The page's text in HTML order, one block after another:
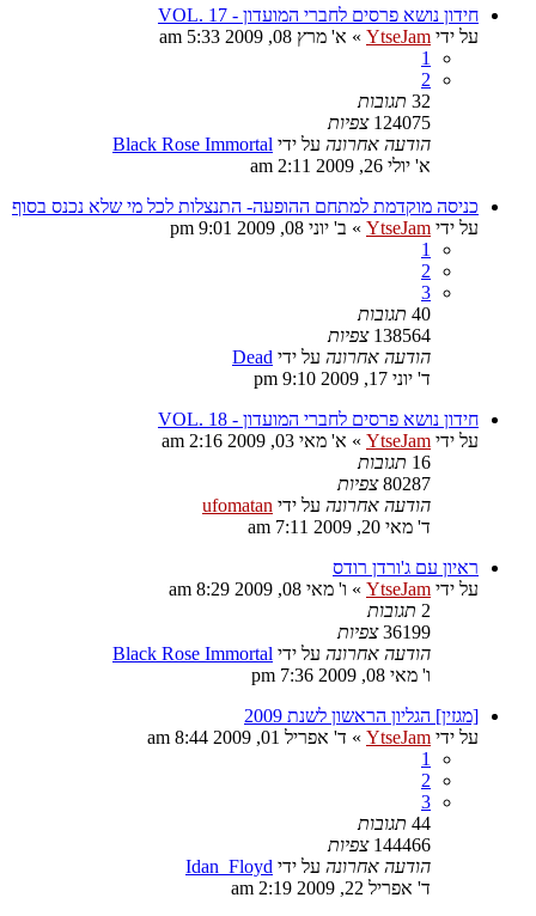
חידון נושא פרסים לחברי המועדון - VOL. 17
על ידי YtseJam
» א' מרץ 08, 2009 5:33 am
1
2
32 תגובות
124075 צפיות
הודעה אחרונה על ידי Black Rose Immortal
א' יולי 26, 2009 2:11 am
כניסה מוקדמת למתחם ההופעה- התנצלות לכל מי שלא נכנס בסוף
על ידי YtseJam
» ב' יוני 08, 2009 9:01 pm
1
2
3
40 תגובות
138564 צפיות
הודעה אחרונה על ידי Dead
ד' יוני 17, 2009 9:10 pm
חידון נושא פרסים לחברי המועדון - VOL. 18
על ידי YtseJam
» א' מאי 03, 2009 2:16 am
16 תגובות
80287 צפיות
הודעה אחרונה על ידי ufomatan
ד' מאי 20, 2009 7:11 am
ראיון עם ג'ורדן רודס
על ידי YtseJam
» ו' מאי 08, 2009 8:29 am
2 תגובות
36199 צפיות
הודעה אחרונה על ידי Black Rose Immortal
ו' מאי 08, 2009 7:36 pm
[מגזין] הגליון הראשון לשנת 2009
על ידי YtseJam
» ד' אפריל 01, 2009 8:44 am
1
2
3
44 תגובות
144466 צפיות
הודעה אחרונה על ידי Idan_Floyd
ד' אפריל 22, 2009 2:19 am